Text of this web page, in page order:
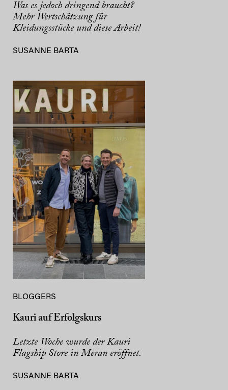
Was es jedoch dringend braucht?
Mehr Wertschätzung für
Kleidungsstücke und diese Arbeit!
SUSANNE BARTA
BLOGGERS
Kauri auf Erfolgskurs
Letzte Woche wurde der Kauri
Flagship Store in Meran eröffnet.
SUSANNE BARTA